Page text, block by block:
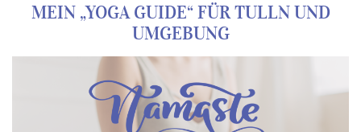
MEIN „YOGA GUIDE“ FÜR TULLN UND
UMGEBUNG